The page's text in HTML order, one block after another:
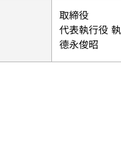
取締役
代表執行役
德永俊昭